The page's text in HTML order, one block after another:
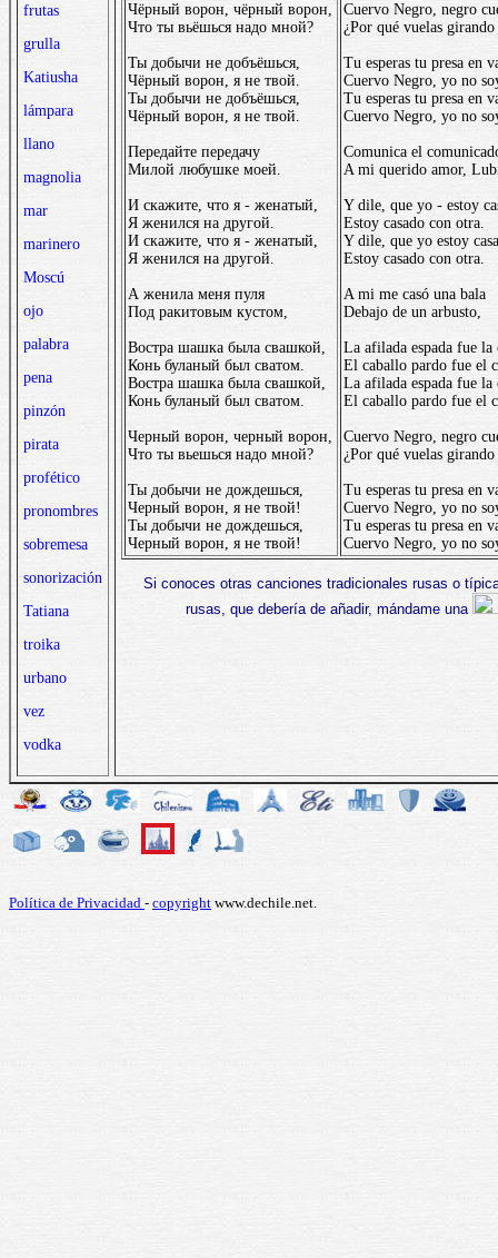
frutas
grulla
Katiusha
lámpara
llano
magnolia
mar
marinero
Moscú
ojo
palabra
pena
pinzón
pirata
profético
pronombres
sobremesa
sonorización
Tatiana
troika
urbano
vez
vodka
Чёрный ворон, чёрный ворон,
Что ты вьёшься надо мной?
Ты добычи не добъёшься,
Чёрный ворон, я не твой.
Ты добычи не добъёшься,
Чёрный ворон, я не твой.
Передайте передачу
Милой любушке моей.
И скажите, что я - женатый,
Я женился на другой.
И скажите, что я - женатый,
Я женился на другой.
А женила меня пуля
Под ракитовым кустом,
Востра шашка была свашкой,
Конь буланый был сватом.
Востра шашка была свашкой,
Конь буланый был сватом.
Черный ворон, черный ворон,
Что ты вьешься надо мной?
Ты добычи не дождешься,
Черный ворон, я не твой!
Ты добычи не дождешься,
Черный ворон, я не твой!
Cuervo Negro, negro
¿Por qué vuelas
Tu esperas tu presa en
Cuervo Negro, yo no
Tu esperas tu presa en
Cuervo Negro, yo no
Comunica el
A mi querido amor,
Y dile, que yo - estoy
Estoy casado con otra.
Y dile, que yo estoy
Estoy casado con otra.
A mi me casó una bala
Debajo de un arbusto,
La afilada espada fue la
El caballo pardo fue el
La afilada espada fue la
El caballo pardo fue el
Cuervo Negro, negro
¿Por qué vuelas
Tu esperas tu presa en
Cuervo Negro, yo no
Tu esperas tu presa en
Cuervo Negro, yo no
Si conoces otras canciones tradicionales rusas o
rusas, que debería de añadir, mándame una
Política de Privacidad - copyright www.dechile.net.